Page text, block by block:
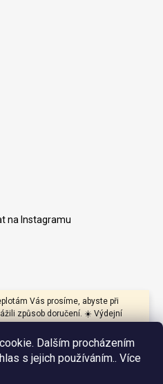
Dalším procházením
s jejich používáním.. Více
Vás prosíme, abyste při
způsob doručení. ☀️ Výdejní
především produkty s
citlivými aktivními látkami.
proto zvolit doručení na výdejní
co nejdříve převzata.
na Instagramu